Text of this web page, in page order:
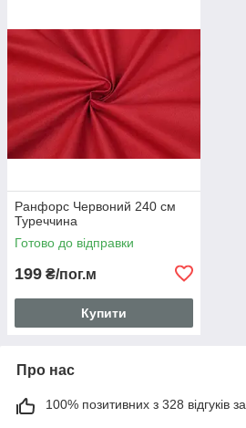
Ранфорс Червоний 240 см
Туреччина
Готово до відправки
199 ₴/пог.м
Купити
Про нас
100% позитивних з 328 відгуків за